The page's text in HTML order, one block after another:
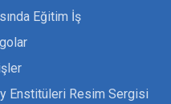
Eğitim İş
Enstitüleri Resim Sergisi